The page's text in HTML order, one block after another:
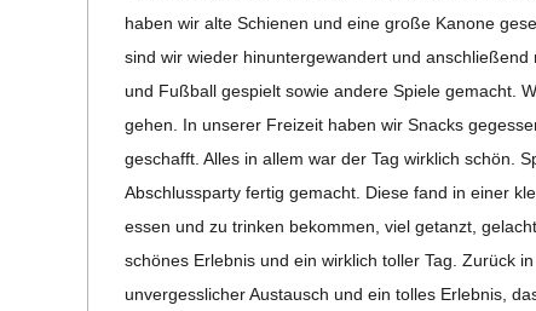
haben wir alte Schie­nen und eine große Kanone
sind wir wie­der hin­un­ter­ge­wan­dert und
und Fuß­ball gespielt sowie andere Spiele gemacht.
gehen. In unse­rer Frei­zeit haben wir Snacks
geschafft. Alles in allem war der Tag wirk­lich schön.
Abschluss­party fer­tig gemacht. Diese fand in einer
essen und zu trin­ken bekom­men, viel getanzt,
schö­nes Erleb­nis und ein wirk­lich tol­ler Tag. Zurück
unver­gess­li­cher Aus­tausch und ein tol­les Erleb­nis,